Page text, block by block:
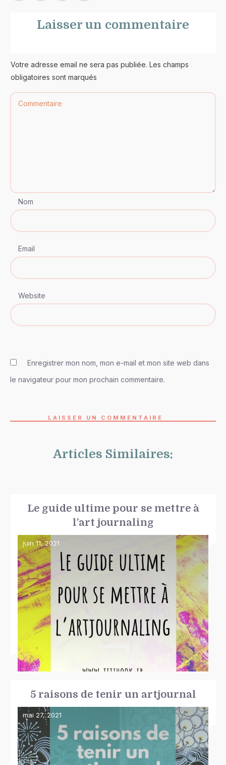
Laisser un commentaire
Votre adresse email ne sera pas publiée. Les champs
obligatoires sont marqués
Nom
Email
Website
Enregistrer mon nom, mon e-mail et mon site web dans
le navigateur pour mon prochain commentaire.
LAISSER UN COMMENTAIRE
Articles Similaires:
Le guide ultime pour se mettre à
l’art journaling
juin 11, 2021
5 raisons de tenir un artjournal
mai 27, 2021